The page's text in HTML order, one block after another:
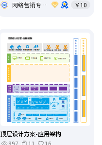
网络营销专家
￥10
顶层设计方案-应用架构
897
11
16